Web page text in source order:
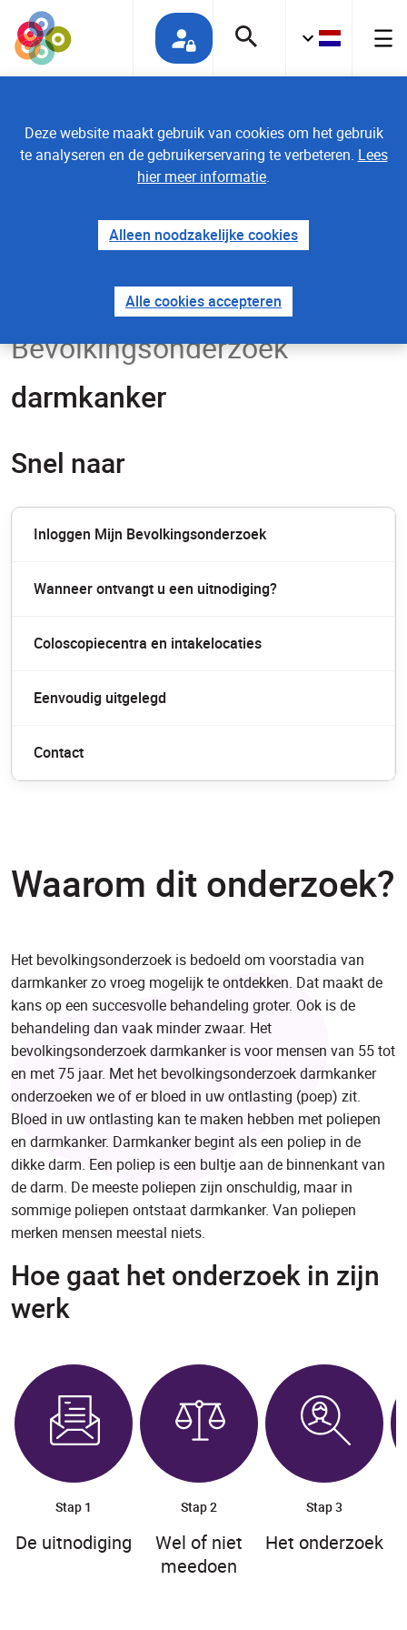
Deze website maakt gebruik van cookies om het gebruik
te analyseren en de gebruikerservaring te verbeteren. Lees
hier meer informatie.
Alleen noodzakelijke cookies
Alle cookies accepteren
Bevolkingsonderzoek
darmkanker
Snel naar
Inloggen Mijn Bevolkingsonderzoek
Wanneer ontvangt u een uitnodiging?
Coloscopiecentra en intakelocaties
Eenvoudig uitgelegd
Contact
Waarom dit onderzoek?
Het bevolkingsonderzoek is bedoeld om voorstadia van
darmkanker zo vroeg mogelijk te ontdekken. Dat maakt de
kans op een succesvolle behandeling groter. Ook is de
behandeling dan vaak minder zwaar. Het
bevolkingsonderzoek darmkanker is voor mensen van 55 tot
en met 75 jaar. Met het bevolkingsonderzoek darmkanker
onderzoeken we of er bloed in uw ontlasting (poep) zit.
Bloed in uw ontlasting kan te maken hebben met poliepen
en darmkanker. Darmkanker begint als een poliep in de
dikke darm. Een poliep is een bultje aan de binnenkant van
de darm. De meeste poliepen zijn onschuldig, maar in
sommige poliepen ontstaat darmkanker. Van poliepen
merken mensen meestal niets.
Hoe gaat het onderzoek in zijn
werk
Stap 1
De uitnodiging
Stap 2
Wel of niet
meedoen
Stap 3
Het onderzoek